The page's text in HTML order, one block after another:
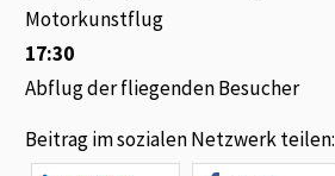
Motorkunstflug
17:30
Abflug der fliegenden Besucher
Beitrag im sozialen Netzwerk teilen: